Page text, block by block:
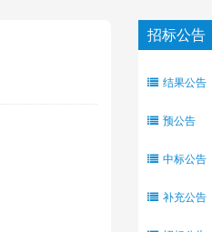
招标公告
结果公告
预公告
中标公告
补充公告